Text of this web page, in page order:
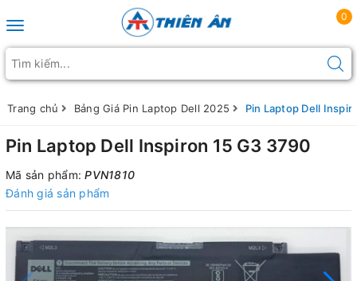
Toggle navigation
0
Trang chủ Bảng Giá Pin Laptop Dell 2025 Pin Laptop Dell
Pin Laptop Dell Inspiron 15 G3 3790
Mã sản phẩm:PVN1810
Đánh giá sản phẩm